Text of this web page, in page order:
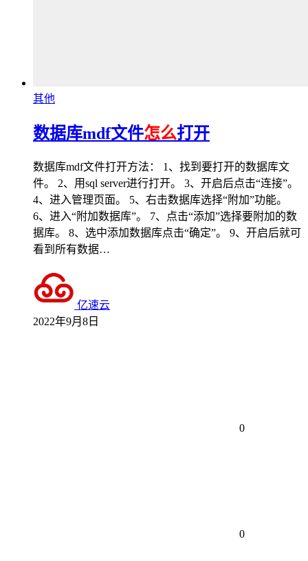
其他
数据库mdf文件怎么打开
数据库mdf文件打开方法： 1、找到要打开的数据库文
件。 2、用sql server进行打开。 3、开启后点击“连接”。
4、进入管理页面。 5、右击数据库选择“附加”功能。
6、进入“附加数据库”。 7、点击“添加”选择要附加的数
据库。 8、选中添加数据库点击“确定”。 9、开启后就可
看到所有数据…
亿速云
2022年9月8日
0
0